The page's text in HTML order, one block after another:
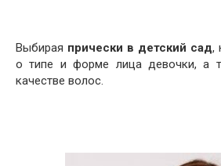
Выбирая прически в детский сад,
о типе и форме лица девочки, а
качестве волос.